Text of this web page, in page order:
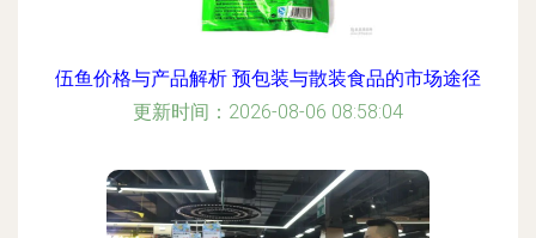
伍鱼价格与产品解析 预包装与散装食品的市场途径
更新时间：2026-08-06 08:58:04